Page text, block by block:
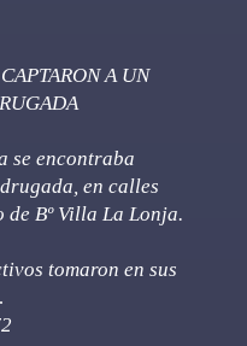
A UN
se encontraba
en calles
Bº Villa La Lonja.
tomaron en sus